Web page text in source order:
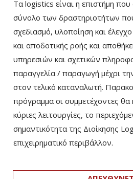
Τα logistics είναι η επιστήμη που
σύνολο των δραστηριοτήτων
σχεδιασμό, υλοποίηση και
και αποδοτικής ροής και
υπηρεσιών και σχετικών
παραγγελία / παραγωγή μέχρι
στον τελικό καταναλωτή.
πρόγραμμα οι συμμετέχοντες θα
κύριες λειτουργίες, το
σημαντικότητα της Διοίκησης
επιχειρηματικό περιβάλλον.